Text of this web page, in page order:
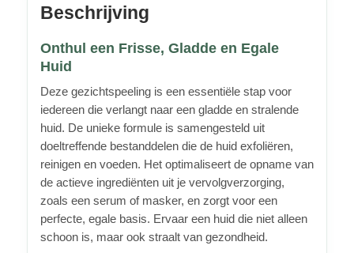
Beschrijving
Onthul een Frisse, Gladde en Egale
Huid
Deze gezichtspeeling is een essentiële stap voor
iedereen die verlangt naar een gladde en stralende
huid. De unieke formule is samengesteld uit
doeltreffende bestanddelen die de huid exfoliëren,
reinigen en voeden. Het optimaliseert de opname van
de actieve ingrediënten uit je vervolgverzorging,
zoals een serum of masker, en zorgt voor een
perfecte, egale basis. Ervaar een huid die niet alleen
schoon is, maar ook straalt van gezondheid.